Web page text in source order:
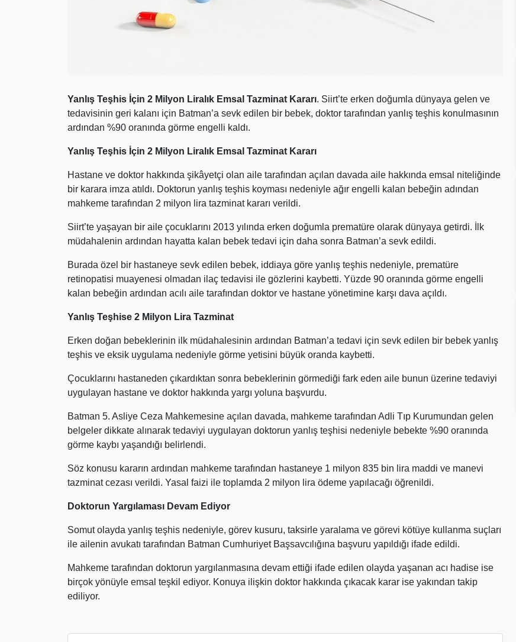
Yanlış Teşhis İçin 2 Milyon Liralık Emsal Tazminat Kararı. Siirt’te erken doğumla dünyaya gelen ve
tedavisinin geri kalanı için Batman’a sevk edilen bir bebek, doktor tarafından yanlış teşhis konulmasının
ardından %90 oranında görme engelli kaldı.
Yanlış Teşhis İçin 2 Milyon Liralık Emsal Tazminat Kararı
Hastane ve doktor hakkında şikâyetçi olan aile tarafından açılan davada aile hakkında emsal niteliğinde
bir karara imza atıldı. Doktorun yanlış teşhis koyması nedeniyle ağır engelli kalan bebeğin adından
mahkeme tarafından 2 milyon lira tazminat kararı verildi.
Siirt’te yaşayan bir aile çocuklarını 2013 yılında erken doğumla prematüre olarak dünyaya getirdi. İlk
müdahalenin ardından hayatta kalan bebek tedavi için daha sonra Batman’a sevk edildi.
Burada özel bir hastaneye sevk edilen bebek, iddiaya göre yanlış teşhis nedeniyle, prematüre
retinopatisi muayenesi olmadan ilaç tedavisi ile gözlerini kaybetti. Yüzde 90 oranında görme engelli
kalan bebeğin ardından acılı aile tarafından doktor ve hastane yönetimine karşı dava açıldı.
Yanlış Teşhise 2 Milyon Lira Tazminat
Erken doğan bebeklerinin ilk müdahalesinin ardından Batman’a tedavi için sevk edilen bir bebek yanlış
teşhis ve eksik uygulama nedeniyle görme yetisini büyük oranda kaybetti.
Çocuklarını hastaneden çıkardıktan sonra bebeklerinin görmediği fark eden aile bunun üzerine tedaviyi
uygulayan hastane ve doktor hakkında yargı yoluna başvurdu.
Batman 5. Asliye Ceza Mahkemesine açılan davada, mahkeme tarafından Adli Tıp Kurumundan gelen
belgeler dikkate alınarak tedaviyi uygulayan doktorun yanlış teşhisi nedeniyle bebekte %90 oranında
görme kaybı yaşandığı belirlendi.
Söz konusu kararın ardından mahkeme tarafından hastaneye 1 milyon 835 bin lira maddi ve manevi
tazminat cezası verildi. Yasal faizi ile toplamda 2 milyon lira ödeme yapılacağı öğrenildi.
Doktorun Yargılaması Devam Ediyor
Somut olayda yanlış teşhis nedeniyle, görev kusuru, taksirle yaralama ve görevi kötüye kullanma suçları
ile ailenin avukatı tarafından Batman Cumhuriyet Başsavcılığına başvuru yapıldığı ifade edildi.
Mahkeme tarafından doktorun yargılanmasına devam ettiği ifade edilen olayda yaşanan acı hadise ise
birçok yönüyle emsal teşkil ediyor. Konuya ilişkin doktor hakkında çıkacak karar ise yakından takip
ediliyor.